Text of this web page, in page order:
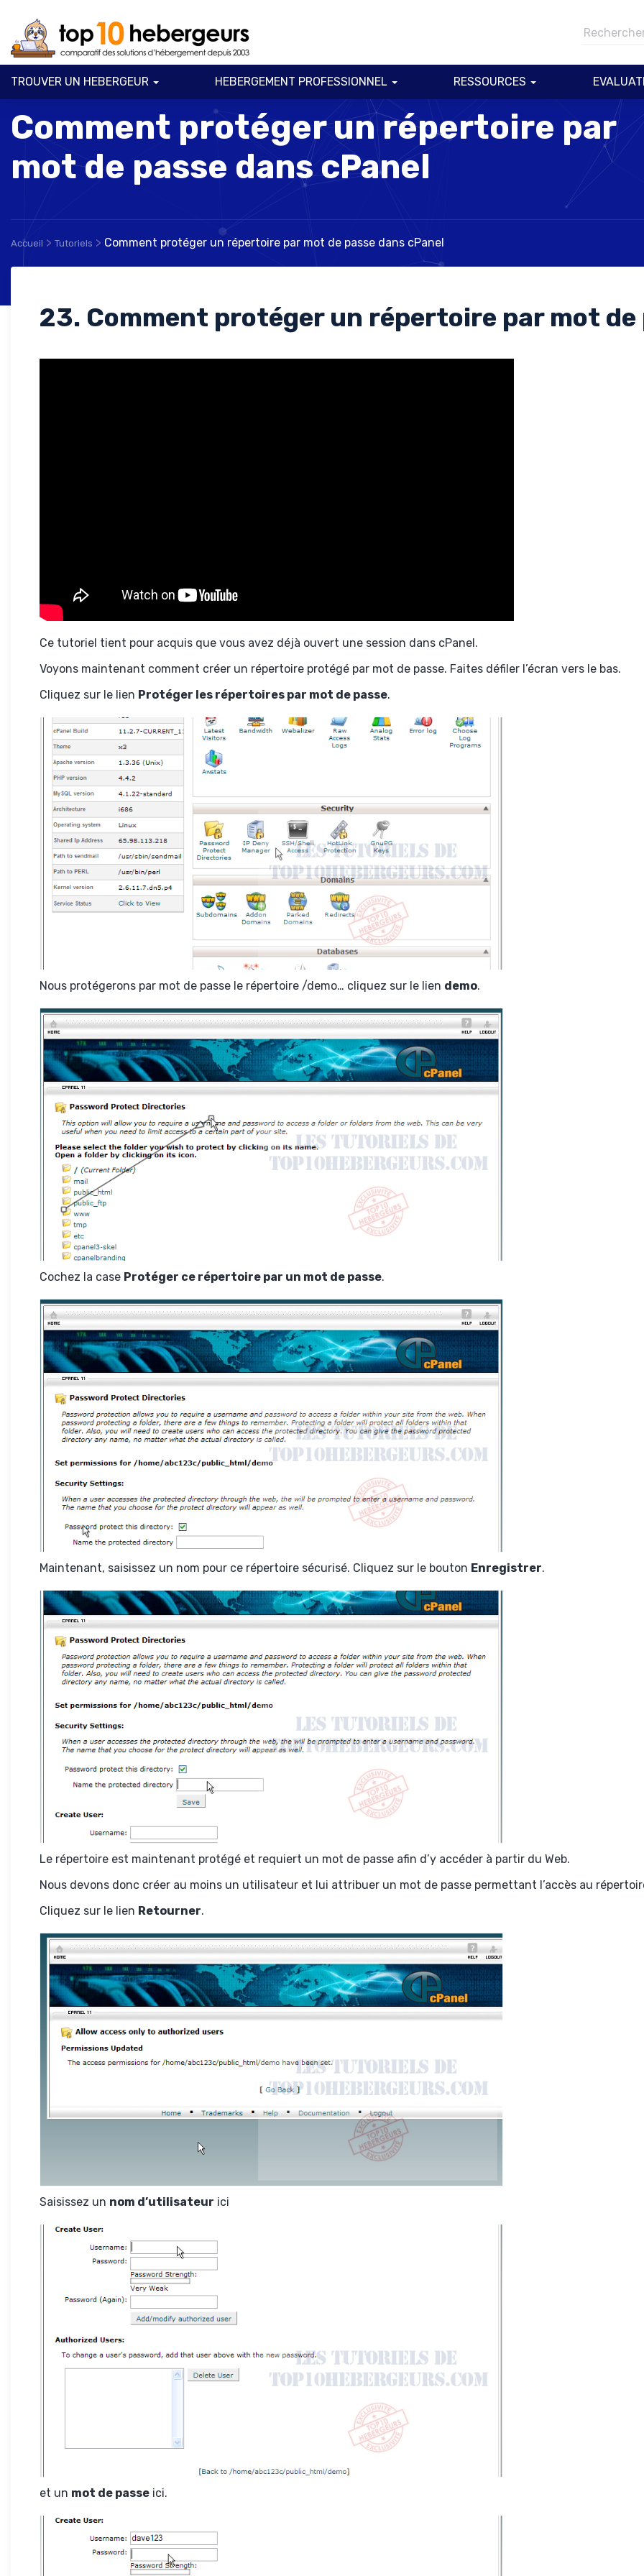
TROUVER UN HEBERGEUR HEBERGEMENT PROFESSIONNEL RESSOURCES
Comment protéger un répertoire par
mot de passe dans cPanel
Accueil > Tutoriels > Comment protéger un répertoire par mot de passe dans cPanel
23. Comment protéger un répertoire par mot de
Ce tutoriel tient pour acquis que vous avez déjà ouvert une session dans cPanel.
Voyons maintenant comment créer un répertoire protégé par mot de passe. Faites défiler l’écran vers le bas.
Cliquez sur le lien Protéger les répertoires par mot de passe.
Nous protégerons par mot de passe le répertoire /demo… cliquez sur le lien demo.
Cochez la case Protéger ce répertoire par un mot de passe.
Maintenant, saisissez un nom pour ce répertoire sécurisé. Cliquez sur le bouton Enregistrer.
Le répertoire est maintenant protégé et requiert un mot de passe afin d’y accéder à partir du Web.
Nous devons donc créer au moins un utilisateur et lui attribuer un mot de passe permettant l’accès au
Cliquez sur le lien Retourner.
Saisissez un nom d’utilisateur ici
et un mot de passe ici.